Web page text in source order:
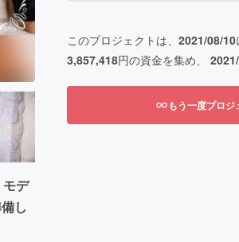
デ
し
このプロジェクトは、 2021/08/10
3,857,418円の資金を集め、
もう一度プロ